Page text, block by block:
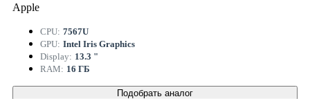
Apple
CPU: 7567U
GPU: Intel Iris Graphics
Display: 13.3 "
RAM: 16 ГБ
Подобрать аналог